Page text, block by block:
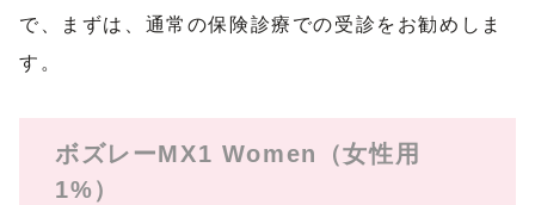
で、まずは、通常の保険診療での受診をお勧めしま
す。
ボズレーMX1 Women（女性用
1%）